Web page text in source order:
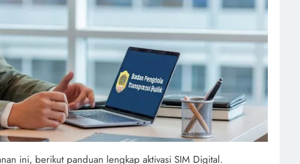
ini, berikut panduan lengkap aktivasi SIM Digital.